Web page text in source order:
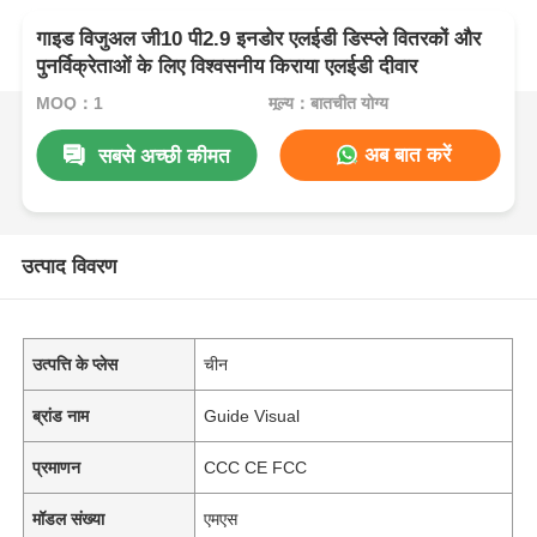
गाइड विजुअल जी10 पी2.9 इनडोर एलईडी डिस्प्ले वितरकों और
पुनर्विक्रेताओं के लिए विश्वसनीय किराया एलईडी दीवार
MOQ：1 मूल्य：बातचीत योग्य
सबसे अच्छी कीमत अब बात करें
उत्पाद विवरण
उत्पत्ति के प्लेस चीन
ब्रांड नाम Guide Visual
प्रमाणन CCC CE FCC
मॉडल संख्या एमएस